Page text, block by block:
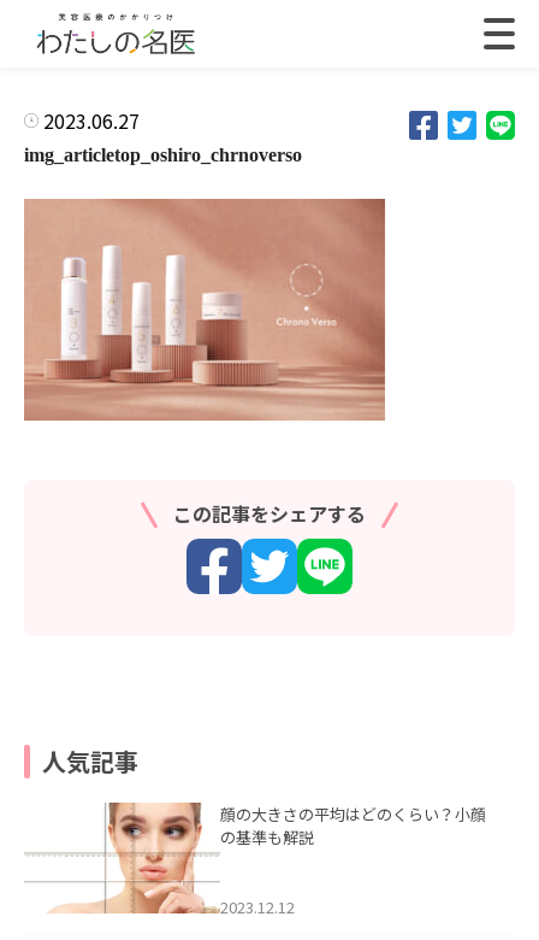
2023.06.27
img_articletop_oshiro_chrnoverso
この記事をシェアする
人気記事
顔の大きさの平均はどのくらい？小顔
の基準も解説
2023.12.12